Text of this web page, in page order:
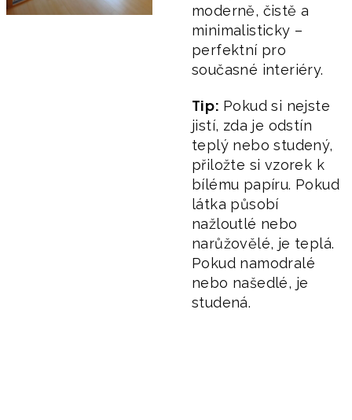
moderně, čistě a
minimalisticky –
perfektní pro
současné interiéry.
Tip: Pokud si nejste
jistí, zda je odstín
teplý nebo studený,
přiložte si vzorek k
bílému papíru. Pokud
látka působí
nažloutlé nebo
narůžovělé, je teplá.
Pokud namodralé
nebo našedlé, je
studená.